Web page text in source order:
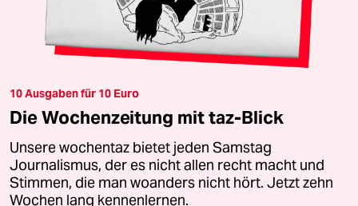
10 Ausgaben für 10 Euro
Die Wochenzeitung mit taz-Blick
Unsere wochentaz bietet jeden Samstag
Journalismus, der es nicht allen recht macht und
Stimmen, die man woanders nicht hört. Jetzt zehn
Wochen lang kennenlernen.